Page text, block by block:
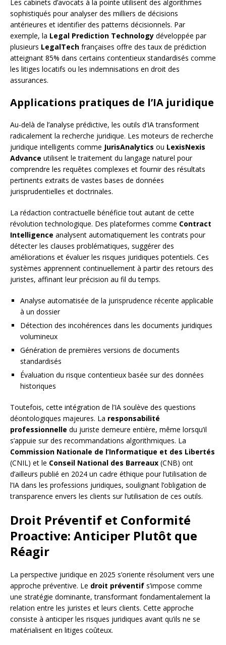
Les cabinets d’avocats à la pointe utilisent des algorithmes
sophistiqués pour analyser des milliers de décisions
antérieures et identifier des patterns décisionnels. Par
exemple, la Legal Prediction Technology développée par
plusieurs LegalTech françaises offre des taux de prédiction
atteignant 85% dans certains contentieux standardisés comme
les litiges locatifs ou les indemnisations en droit des
assurances.
Applications pratiques de l’IA juridique
Au-delà de l’analyse prédictive, les outils d’IA transforment
radicalement la recherche juridique. Les moteurs de recherche
juridique intelligents comme JurisAnalytics ou LexisNexis
Advance utilisent le traitement du langage naturel pour
comprendre les requêtes complexes et fournir des résultats
pertinents extraits de vastes bases de données
jurisprudentielles et doctrinales.
La rédaction contractuelle bénéficie tout autant de cette
révolution technologique. Des plateformes comme Contract
Intelligence analysent automatiquement les contrats pour
détecter les clauses problématiques, suggérer des
améliorations et évaluer les risques juridiques potentiels. Ces
systèmes apprennent continuellement à partir des retours des
juristes, affinant leur précision au fil du temps.
Analyse automatisée de la jurisprudence récente applicable
à un dossier
Détection des incohérences dans les documents juridiques
volumineux
Génération de premières versions de documents
standardisés
Évaluation du risque contentieux basée sur des données
historiques
Toutefois, cette intégration de l’IA soulève des questions
déontologiques majeures. La responsabilité
professionnelle du juriste demeure entière, même lorsqu’il
s’appuie sur des recommandations algorithmiques. La
Commission Nationale de l’Informatique et des Libertés
(CNIL) et le Conseil National des Barreaux (CNB) ont
d’ailleurs publié en 2024 un cadre éthique pour l’utilisation de
l’IA dans les professions juridiques, soulignant l’obligation de
transparence envers les clients sur l’utilisation de ces outils.
Droit Préventif et Conformité
Proactive: Anticiper Plutôt que
Réagir
La perspective juridique en 2025 s’oriente résolument vers une
approche préventive. Le droit préventif s’impose comme
une stratégie dominante, transformant fondamentalement la
relation entre les juristes et leurs clients. Cette approche
consiste à anticiper les risques juridiques avant qu’ils ne se
matérialisent en litiges coûteux.